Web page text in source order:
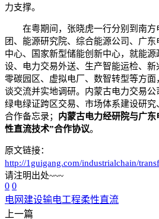
力支撑。
在粤期间，张晓虎一行分别到南
团、能源研究院、综合能源公司、广
中心、国家新型储能创新中心，就能
设、电力交易外送、生产智能运检、新
零碳园区、虚拟电厂、数智转型等方
谈交流并实地调研。内蒙古电力交易
绿电绿证跨区交易、市场体系建设研
合作备忘录； 内蒙古电力经研院与广
性直流技术”合作协议。
原文链接：
http://1guigang.com/industrialchain/
请注明出处~~~
0 0
电网建设输电工程柔性直流
上一篇